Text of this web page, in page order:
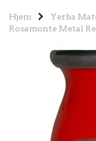
Hjem Yerba
Rosamonte Metal